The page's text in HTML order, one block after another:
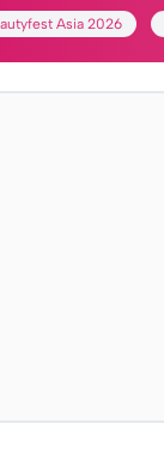
Asia 2026